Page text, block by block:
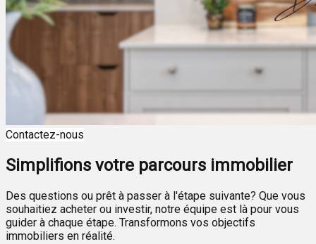
Contactez-nous
Simplifions votre parcours immobilier
Des questions ou prêt à passer à l'étape suivante? Que vous
souhaitiez acheter ou investir, notre équipe est là pour vous
guider à chaque étape. Transformons vos objectifs
immobiliers en réalité.